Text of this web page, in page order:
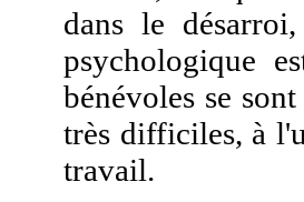
dans le
psychologique
bénévoles se
très difficiles, à
travail.